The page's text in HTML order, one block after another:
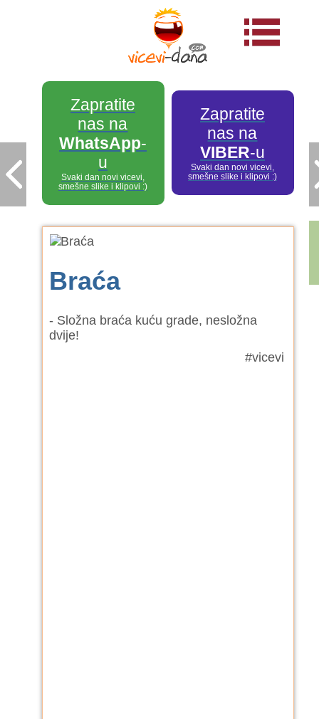
Zapratite
nas na
WhatsApp-
u
Svaki dan novi vicevi,
smešne slike i klipovi :)
Zapratite
nas na
VIBER-u
Svaki dan novi vicevi,
smešne slike i klipovi :)
Braća
- Složna braća kuću grade, nesložna
dvije!
#vicevi